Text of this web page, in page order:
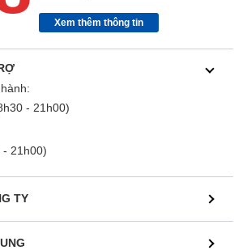
Xem thêm thông tin
- 21h00)
- 21h00)
TY